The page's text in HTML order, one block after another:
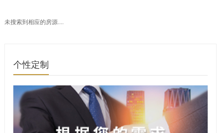
未搜索到相应的房源....
个性定制